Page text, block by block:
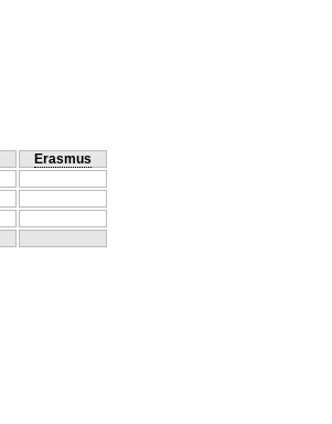
Erasmus